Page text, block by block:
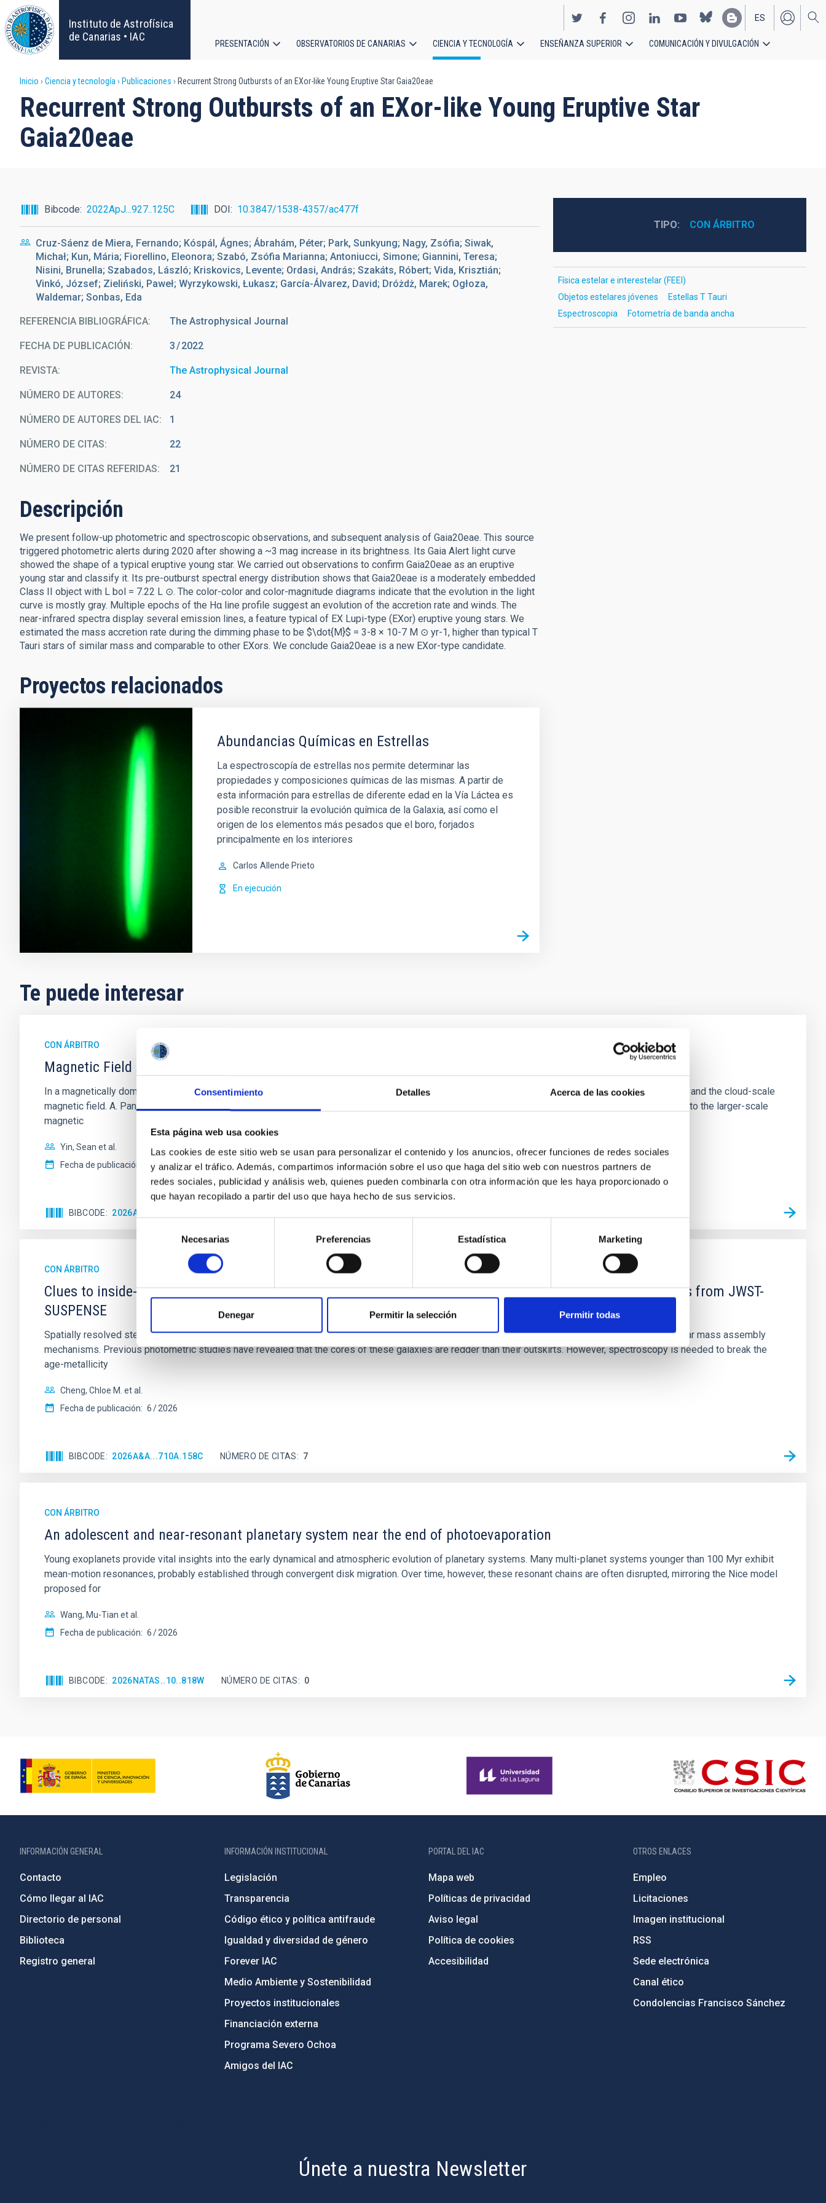
Consentimiento Detalles Acerca de las cookies
Esta página web usa cookies
Las cookies de este sitio web se usan para personalizar el contenido y los anuncios, ofrecer funciones de redes sociales
y analizar el tráfico. Además, compartimos información sobre el uso que haga del sitio web con nuestros partners de
redes sociales, publicidad y análisis web, quienes pueden combinarla con otra información que les haya proporcionado o
que hayan recopilado a partir del uso que haya hecho de sus servicios.
consentimiento
Necesarias Preferencias Estadística Marketing
Denegar Permitir la selección Permitir todas
Pasar
al
contenido
principal
Instituto de Astrofísica
de Canarias • IAC
EN
ES
principal
PRESENTACIÓN OBSERVATORIOS DE CANARIAS CIENCIA Y TECNOLOGÍA ENSEÑANZA SUPERIOR COMUNICACIÓN Y DIVULGACIÓN
Sobrescribir
enlaces
de
a
la
navegación
Inicio Ciencia y tecnología Publicaciones Recurrent Strong Outbursts of an EXor-like Young Eruptive Star Gaia20eae
Recurrent Strong Outbursts of an EXor-like Young Eruptive Star
Gaia20eae
Bibcode 2022ApJ...927..125C DOI 10.3847/1538-4357/ac477f
Cruz-Sáenz de Miera, Fernando; Kóspál, Ágnes; Ábrahám, Péter; Park, Sunkyung; Nagy, Zsófia; Siwak,
Michał; Kun, Mária; Fiorellino, Eleonora; Szabó, Zsófia Marianna; Antoniucci, Simone; Giannini, Teresa;
Nisini, Brunella; Szabados, László; Kriskovics, Levente; Ordasi, András; Szakáts, Róbert; Vida, Krisztián;
Vinkó, József; Zieliński, Paweł; Wyrzykowski, Łukasz; García-Álvarez, David; Dróżdż, Marek; Ogłoza,
Waldemar; Sonbas, Eda
REFERENCIA BIBLIOGRÁFICA The Astrophysical Journal
FECHA DE PUBLICACIÓN: 3 2022
REVISTA The Astrophysical Journal
NÚMERO DE AUTORES 24
NÚMERO DE AUTORES DEL IAC 1
NÚMERO DE CITAS 22
NÚMERO DE CITAS REFERIDAS 21
Descripción
We present follow-up photometric and spectroscopic observations, and subsequent analysis of Gaia20eae. This source
triggered photometric alerts during 2020 after showing a ~3 mag increase in its brightness. Its Gaia Alert light curve
showed the shape of a typical eruptive young star. We carried out observations to confirm Gaia20eae as an eruptive
young star and classify it. Its pre-outburst spectral energy distribution shows that Gaia20eae is a moderately embedded
Class II object with L bol = 7.22 L ⊙. The color-color and color-magnitude diagrams indicate that the evolution in the light
curve is mostly gray. Multiple epochs of the Hα line profile suggest an evolution of the accretion rate and winds. The
near-infrared spectra display several emission lines, a feature typical of EX Lupi-type (EXor) eruptive young stars. We
estimated the mass accretion rate during the dimming phase to be $\dot{M}$ = 3-8 × 10-7 M ⊙ yr-1, higher than typical T
Tauri stars of similar mass and comparable to other EXors. We conclude Gaia20eae is a new EXor-type candidate.
Proyectos relacionados
Abundancias Químicas en Estrellas
La espectroscopía de estrellas nos permite determinar las
propiedades y composiciones químicas de las mismas. A partir de
esta información para estrellas de diferente edad en la Vía Láctea es
posible reconstruir la evolución química de la Galaxia, así como el
origen de los elementos más pesados que el boro, forjados
principalmente en los interiores
Carlos Allende Prieto
En ejecución
TIPO CON ÁRBITRO
Física estelar e interestelar (FEEI)
Objetos estelares jóvenes
Estellas T Tauri
Espectroscopia
Fotometría de banda ancha
Te puede interesar
CON ÁRBITRO
Magnetic Field Alignment with Dense Cores in the Transition between Cloud and Core Scales
In a magnetically dominated model of star formation, we expect to see alignments between the magnetic field orientation of star-forming dense cores and the cloud-scale
magnetic field. A. Pandhi et al. showed instead, however, that the orientation of cores and their angular momentum vectors appear random with respect to the larger-scale
magnetic
Yin, Sean et al.
Fecha de publicación:
5 2026
BIBCODE 2026APJ..1003...83Y
CON ÁRBITRO
Clues to inside-out quenching in quiescent galaxies at 1.2 ≲ z ≲ 2.2: Age, Fe-, and Mg-abundance gradients from JWST-
SUSPENSE
Spatially resolved stellar populations of massive quiescent galaxies at cosmic noon provide powerful insights into star-formation quenching and stellar mass assembly
mechanisms. Previous photometric studies have revealed that the cores of these galaxies are redder than their outskirts. However, spectroscopy is needed to break the
age-metallicity
Cheng, Chloe M. et al.
Fecha de publicación: 6 2026
BIBCODE 2026A&A...710A.158C NÚMERO DE CITAS 7
CON ÁRBITRO
An adolescent and near-resonant planetary system near the end of photoevaporation
Young exoplanets provide vital insights into the early dynamical and atmospheric evolution of planetary systems. Many multi-planet systems younger than 100 Myr exhibit
mean-motion resonances, probably established through convergent disk migration. Over time, however, these resonant chains are often disrupted, mirroring the Nice model
proposed for
Wang, Mu-Tian et al.
Fecha de publicación: 6 2026
BIBCODE 2026NATAS..10..818W NÚMERO DE CITAS 0
INFORMACIÓN GENERAL
Contacto
Cómo llegar al IAC
Directorio de personal
Biblioteca
Registro general
INFORMACIÓN INSTITUCIONAL
Legislación
Transparencia
Código ético y política antifraude
Igualdad y diversidad de género
Forever IAC
Medio Ambiente y Sostenibilidad
Proyectos institucionales
Financiación externa
Programa Severo Ochoa
Amigos del IAC
PORTAL DEL IAC
Mapa web
Políticas de privacidad
Aviso legal
Política de cookies
Accesibilidad
OTROS ENLACES
Empleo
Licitaciones
Imagen institucional
RSS
Sede electrónica
Canal ético
Condolencias Francisco Sánchez
Únete a nuestra Newsletter